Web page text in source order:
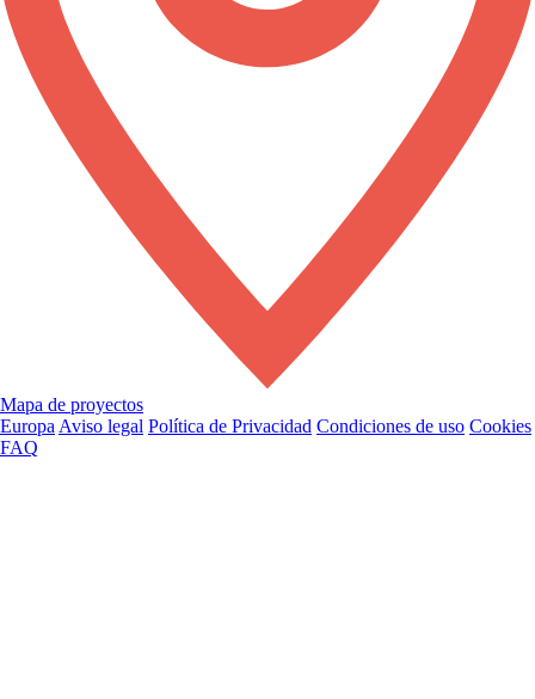
Mapa de proyectos
Europa Aviso legal Política de Privacidad Condiciones de uso Cookies
FAQ